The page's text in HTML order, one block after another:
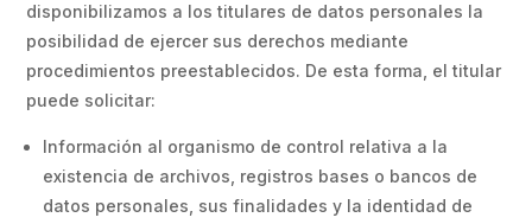
disponibilizamos a los titulares de datos personales la
posibilidad de ejercer sus derechos mediante
procedimientos preestablecidos. De esta forma, el titular
puede solicitar:
Información al organismo de control relativa a la
existencia de archivos, registros bases o bancos de
datos personales, sus finalidades y la identidad de